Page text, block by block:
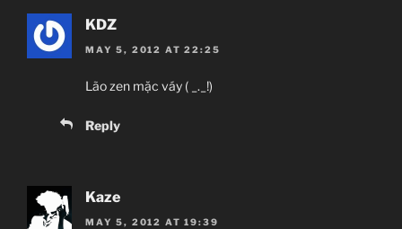
KDZ
MAY 5, 2012 AT 22:25
Lão zen mặc váy ( _._!)
Reply
Kaze
MAY 5, 2012 AT 19:39